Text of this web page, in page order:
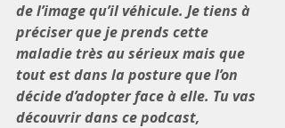
de l’image qu’il véhicule. Je tiens à
préciser que je prends cette
maladie très au sérieux mais que
tout est dans la posture que l’on
décide d’adopter face à elle. Tu vas
découvrir dans ce podcast,